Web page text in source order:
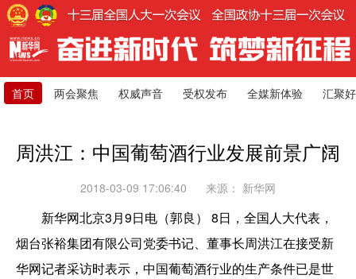
首页 两会聚焦 权威声音 受权发布 全媒新体验 汇聚
周洪江：中国葡萄酒行业发展前景广阔
2018-03-09 17:06:40 来源： 新华网
新华网北京3月9日电（郭良） 8日，全国人大代表，
烟台张裕集团有限公司党委书记、董事长周洪江在接受新
华网记者采访时表示，中国葡萄酒行业的生产条件已是世